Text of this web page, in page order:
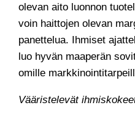
olevan aito luonnon
voin haittojen olevan
panettelua. Ihmiset
luo hyvän maaperän
omille
Vääristelevät